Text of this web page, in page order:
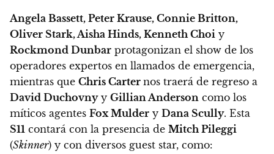
Angela Bassett, Peter Krause, Connie Britton,
Oliver Stark, Aisha Hinds, Kenneth Choi y
Rockmond Dunbar protagonizan el show de los
operadores expertos en llamados de emergencia,
mientras que Chris Carter nos traerá de regreso a
David Duchovnyy Gillian Anderson como los
míticos agentes Fox Mulder y Dana Scully. Esta
S11 contará con la presencia de Mitch Pileggi
(Skinner) y con diversos guest star, como: